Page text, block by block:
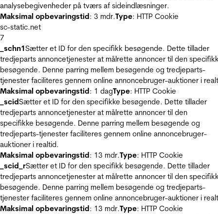
analysebegivenheder på tværs af sideindlæsninger.
Maksimal opbevaringstid: 3 mdr.Type: HTTP Cookie
sc-static.net
7
_schn1Sætter et ID for den specifikk besøgende. Dette tillader
tredjeparts annoncetjenester at målrette annoncer til den
besøgende. Denne parring mellem besøgende og tredjeparts-
tjenester faciliteres gennem online annoncebruger-auktioner i
Maksimal opbevaringstid: 1 dagType: HTTP Cookie
_scidSætter et ID for den specifikke besøgende. Dette tillader
tredjeparts annoncetjenester at målrette annoncer til den
specifikke besøgende. Denne parring mellem besøgende og
tredjeparts-tjenester faciliteres gennem online annoncebruger-
auktioner i realtid.
Maksimal opbevaringstid: 13 mdr.Type: HTTP Cookie
_scid_rSætter et ID for den specifikk besøgende. Dette tillader
tredjeparts annoncetjenester at målrette annoncer til den
besøgende. Denne parring mellem besøgende og tredjeparts-
tjenester faciliteres gennem online annoncebruger-auktioner i
Maksimal opbevaringstid: 13 mdr.Type: HTTP Cookie